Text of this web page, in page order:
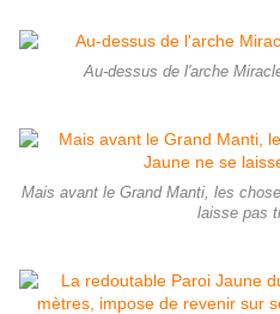
Au-dessus de l'arche
Mais avant le Grand Manti, les
laisse pas